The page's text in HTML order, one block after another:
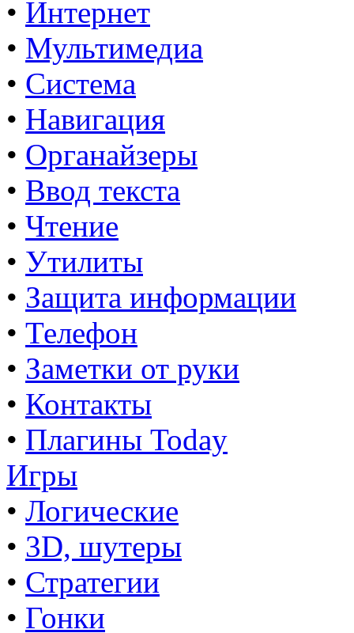
• Интернет
• Мультимедиа
• Система
• Навигация
• Органайзеры
• Ввод текста
• Чтение
• Утилиты
• Защита информации
• Телефон
• Заметки от руки
• Контакты
• Плагины Today
Игры
• Логические
• 3D, шутеры
• Стратегии
• Гонки